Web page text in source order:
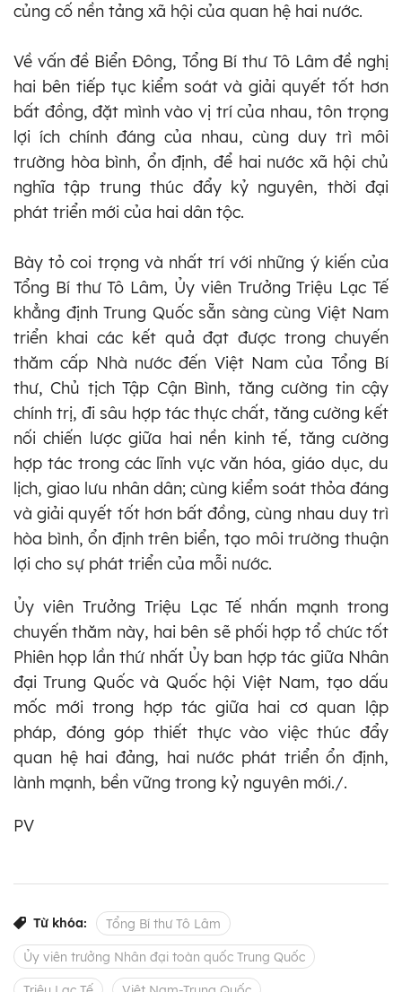
củng cố nền tảng xã hội của quan hệ hai nước.
Về vấn đề Biển Đông, Tổng Bí thư Tô Lâm đề nghị
hai bên tiếp tục kiểm soát và giải quyết tốt hơn
bất đồng, đặt mình vào vị trí của nhau, tôn trọng
lợi ích chính đáng của nhau, cùng duy trì môi
trường hòa bình, ổn định, để hai nước xã hội chủ
nghĩa tập trung thúc đẩy kỷ nguyên, thời đại
phát triển mới của hai dân tộc.
Bày tỏ coi trọng và nhất trí với những ý kiến của
Tổng Bí thư Tô Lâm, Ủy viên Trưởng Triệu Lạc Tế
khẳng định Trung Quốc sẵn sàng cùng Việt Nam
triển khai các kết quả đạt được trong chuyến
thăm cấp Nhà nước đến Việt Nam của Tổng Bí
thư, Chủ tịch Tập Cận Bình, tăng cường tin cậy
chính trị, đi sâu hợp tác thực chất, tăng cường kết
nối chiến lược giữa hai nền kinh tế, tăng cường
hợp tác trong các lĩnh vực văn hóa, giáo dục, du
lịch, giao lưu nhân dân; cùng kiểm soát thỏa đáng
và giải quyết tốt hơn bất đồng, cùng nhau duy trì
hòa bình, ổn định trên biển, tạo môi trường thuận
lợi cho sự phát triển của mỗi nước.
Ủy viên Trưởng Triệu Lạc Tế nhấn mạnh trong
chuyến thăm này, hai bên sẽ phối hợp tổ chức tốt
Phiên họp lần thứ nhất Ủy ban hợp tác giữa Nhân
đại Trung Quốc và Quốc hội Việt Nam, tạo dấu
mốc mới trong hợp tác giữa hai cơ quan lập
pháp, đóng góp thiết thực vào việc thúc đẩy
quan hệ hai đảng, hai nước phát triển ổn định,
lành mạnh, bền vững trong kỷ nguyên mới./.
PV
Từ khóa: Tổng Bí thư Tô Lâm
Ủy viên trưởng Nhân đại toàn quốc Trung Quốc